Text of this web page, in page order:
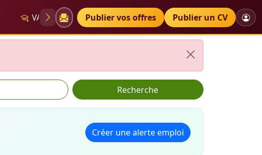
VAE Diplômes Petites annonces
Publier vos offres Publier un CV
Recherche
Créer une alerte emploi